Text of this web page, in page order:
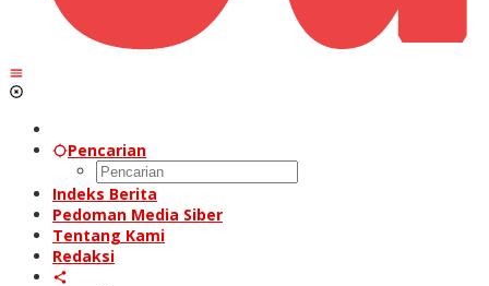
Pencarian
Indeks Berita
Pedoman Media Siber
Tentang Kami
Redaksi